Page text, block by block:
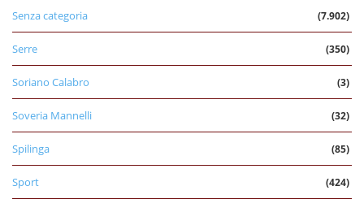
Senza categoria (7.902)
Serre (350)
Soriano Calabro (3)
Soveria Mannelli (32)
Spilinga (85)
Sport (424)